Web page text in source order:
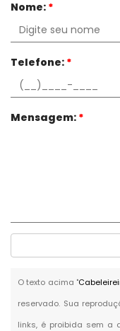
Nome: *
Telefone: *
Mensagem: *
O texto acima "
reservado. Sua
links, é proibida sem a